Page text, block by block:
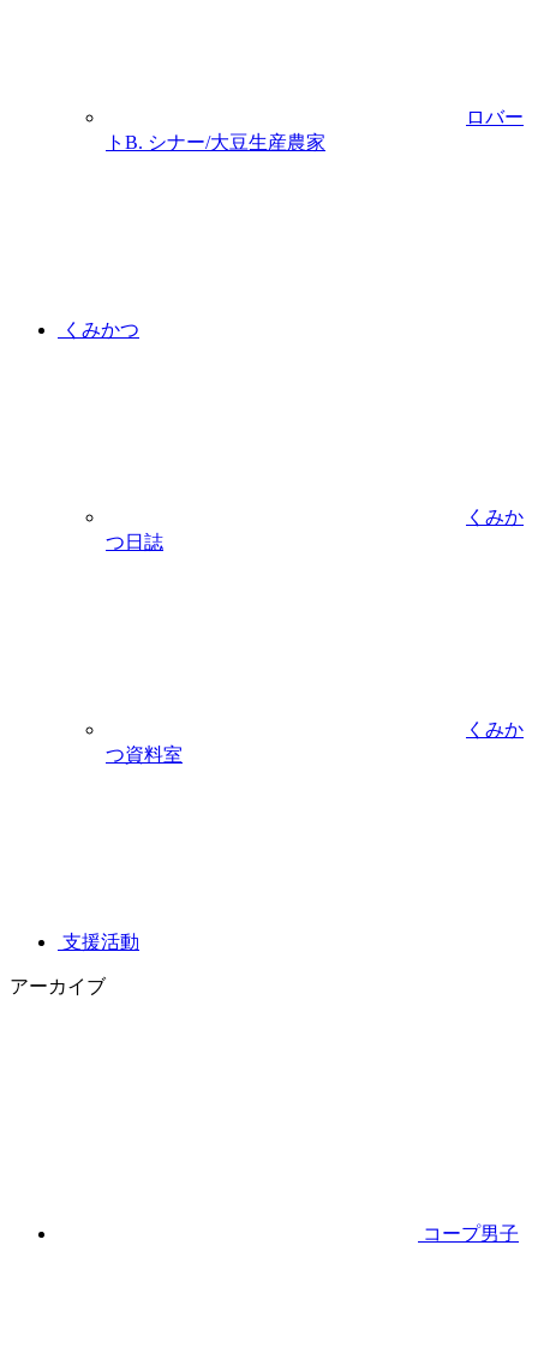
ロバー
トB. シナー/大豆生産農家
くみかつ
くみか
つ日誌
くみか
つ資料室
支援活動
アーカイブ
コープ男子